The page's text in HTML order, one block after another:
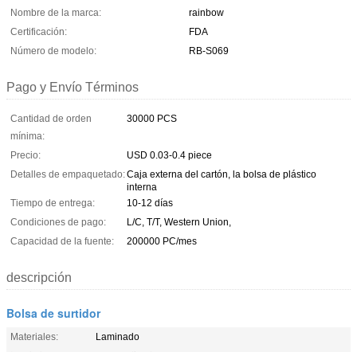
Nombre de la marca:
rainbow
Certificación:
FDA
Número de modelo:
RB-S069
Pago y Envío Términos
Cantidad de orden
mínima:
30000 PCS
Precio:
USD 0.03-0.4 piece
Detalles de empaquetado:Caja externa del cartón, la bolsa de plástico
interna
Tiempo de entrega:
10-12 días
Condiciones de pago:
L/C, T/T, Western Union,
Capacidad de la fuente:
200000 PC/mes
descripción
Bolsa de surtidor
Materiales:
Laminado